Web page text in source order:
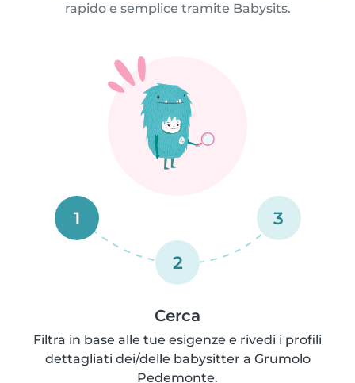
rapido e semplice tramite Babysits.
1
2
3
Cerca
Filtra in base alle tue esigenze e rivedi i profili
dettagliati dei/delle babysitter a Grumolo
Pedemonte.